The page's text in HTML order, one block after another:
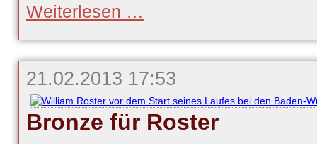
Weiterlesen …springt
Platz
fünf,
Klukas
elfte
21.02.2013 17:53
Bronze für Roster